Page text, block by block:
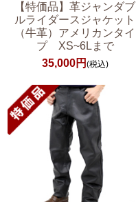
【特価品】革ジャンダブ
ルライダースジャケット
（牛革）アメリカンタイ
プ XS~6Lまで
35,000円 (税込)